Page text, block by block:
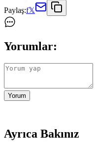
Paylaş:f𝕏
Yorumlar:
Yorum
Ayrıca Bakınız